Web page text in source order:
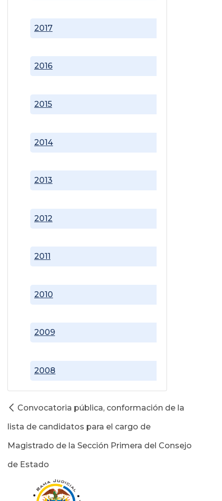
2008
2009
2010
2011
2012
2013
2014
2015
2016
2017
Convocatoria pública, conformación de la
lista de candidatos para el cargo de
Magistrado de la Sección Primera del Consejo
de Estado